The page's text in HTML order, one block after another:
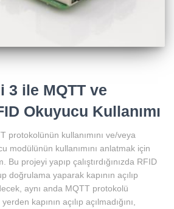
3 ile MQTT ve
Okuyucu Kullanımı
protokolünün kullanımını ve/veya
modülünün kullanımını anlatmak için
Bu projeyi yapıp çalıştırdığınızda RFID
doğrulama yaparak kapının açılıp
aynı anda MQTT protokolü
kapının açılıp açılmadığını,